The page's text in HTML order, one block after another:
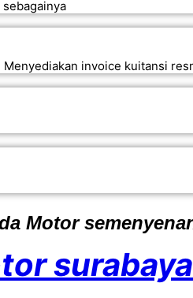
invoice kuitansi
Motor